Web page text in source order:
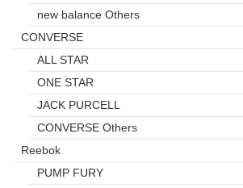
new balance Others
CONVERSE
ALL STAR
ONE STAR
JACK PURCELL
CONVERSE Others
Reebok
PUMP FURY